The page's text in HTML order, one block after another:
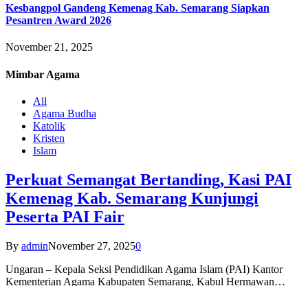
Kesbangpol Gandeng Kemenag Kab. Semarang Siapkan
Pesantren Award 2026
November 21, 2025
Mimbar Agama
All
Agama Budha
Katolik
Kristen
Islam
Perkuat Semangat Bertanding, Kasi PAI
Kemenag Kab. Semarang Kunjungi
Peserta PAI Fair
By adminNovember 27, 20250
Ungaran – Kepala Seksi Pendidikan Agama Islam (PAI) Kantor
Kementerian Agama Kabupaten Semarang, Kabul Hermawan…